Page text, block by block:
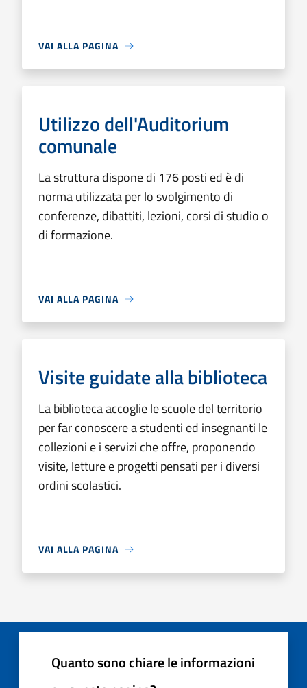
VAI ALLA PAGINA
Utilizzo dell'Auditorium
comunale
La struttura dispone di 176 posti ed è di
norma utilizzata per lo svolgimento di
conferenze, dibattiti, lezioni, corsi di studio o
di formazione.
VAI ALLA PAGINA
Visite guidate alla biblioteca
La biblioteca accoglie le scuole del territorio
per far conoscere a studenti ed insegnanti le
collezioni e i servizi che offre, proponendo
visite, letture e progetti pensati per i diversi
ordini scolastici.
VAI ALLA PAGINA
Quanto sono chiare le informazioni